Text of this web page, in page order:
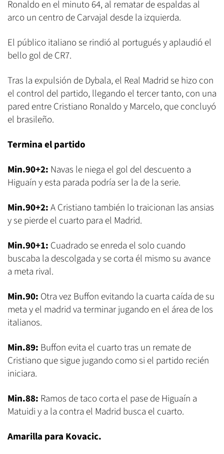
Ronaldo en el minuto 64, al rematar de espaldas al
arco un centro de Carvajal desde la izquierda.
El público italiano se rindió al portugués y aplaudió el
bello gol de CR7.
Tras la expulsión de Dybala, el Real Madrid se hizo con
el control del partido, llegando el tercer tanto, con una
pared entre Cristiano Ronaldo y Marcelo, que concluyó
el brasileño.
​Termina el partido
Min.90+2: Navas le niega el gol del descuento a
Higuaín y esta parada podría ser la de la serie.
Min.90+2:A Cristiano también lo traicionan las ansias
y se pierde el cuarto para el Madrid.
Min.90+1: Cuadrado se enreda el solo cuando
buscaba la descolgada y se corta él mismo su avance
a meta rival.
Min.90: Otra vez Buffon evitando la cuarta caída de su
meta y el madrid va terminar jugando en el área de los
italianos.
Min.89: Buffon evita el cuarto tras un remate de
Cristiano que sigue jugando como si el partido recién
iniciara.
Min.88: Ramos de taco corta el pase de Higuaín a
Matuidi y a la contra el Madrid busca el cuarto.
Amarilla para Kovacic.